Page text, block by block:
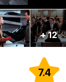
+ 12
7.4